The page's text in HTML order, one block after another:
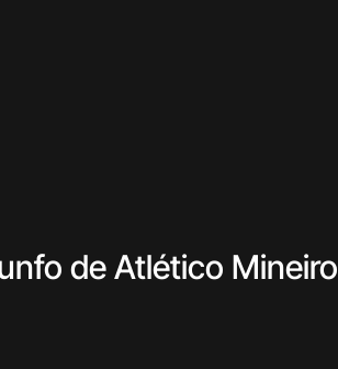
de Atlético Mineiro